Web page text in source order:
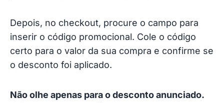
Depois, no checkout, procure o campo para
inserir o código promocional. Cole o código
certo para o valor da sua compra e confirme se
o desconto foi aplicado.
Não olhe apenas para o desconto anunciado.